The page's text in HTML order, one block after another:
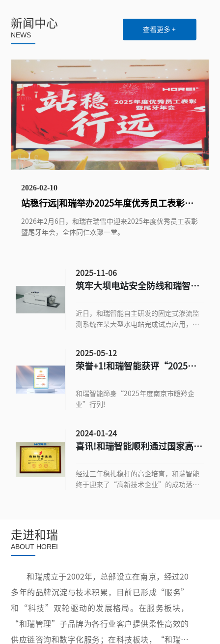
新闻中心
NEWS
查看更多 +
2026-02-10
站稳行远|和瑞举办2025年度优秀员工表彰暨
尾牙年会
2026年2月6日，和瑞在瑞雪中迎来2025年度优秀员工表彰
暨尾牙年会，全体同仁欢聚一堂。
2025-11-06
筑牢大坝电站安全防线和瑞智能
近日，和瑞智能自主研发的固定式渗流监
测系统在某大型水电站完成试点应用，为
2025-05-12
荣誉+1!和瑞智能获评“2025年
和瑞智能蹄身“2025年度南京市瞪羚企
业”行列!
2024-01-24
喜讯!和瑞智能顺利通过国家高新
经过三年稳扎稳打的高企培育，和瑞智能
终于迎来了“高新技术企业”的成功落
走进和瑞
ABOUT HOREI
和瑞成立于2002年，总部设立在南京，经过20
多年的品牌沉淀与技术积累，目前已形成“服务”
和“科技”双轮驱动的发展格局。在服务板块，
“和瑞管理”子品牌为各行业客户提供柔性高效的
供应链咨询和数字化服务；在科技板块，“和瑞智